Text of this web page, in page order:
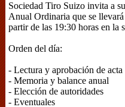
Sociedad Tiro Suizo invita a
Anual Ordinaria que se
partir de las 19:30 horas en la
Orden del día:
- Lectura y aprobación de acta
- Memoria y balance anual
- Elección de autoridades
- Eventuales